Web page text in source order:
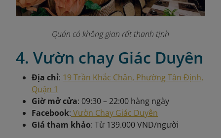
Quán có không gian rất thanh tịnh
4. Vườn chay Giác Duyên
Địa chỉ: 19 Trần Khắc Chân, Phường Tân Định,
Quận 1
Giờ mở cửa: 09:30 – 22:00 hàng ngày
Facebook: Vườn Chay Giác Duyên
Giá tham khảo: Từ 139.000 VND/người